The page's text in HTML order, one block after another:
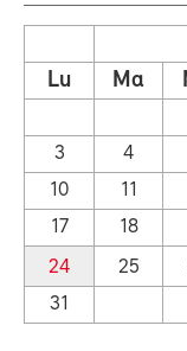
Lu Ma
3
4
10
11
17
18
24
25
31